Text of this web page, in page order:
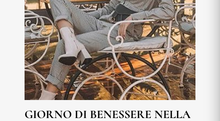
GIORNO DI BENESSERE NELLA